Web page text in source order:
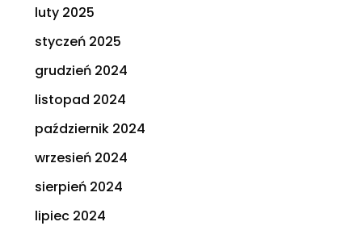
luty 2025
styczeń 2025
grudzień 2024
listopad 2024
październik 2024
wrzesień 2024
sierpień 2024
lipiec 2024